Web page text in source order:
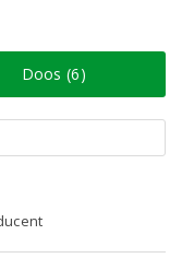
Doos (6)